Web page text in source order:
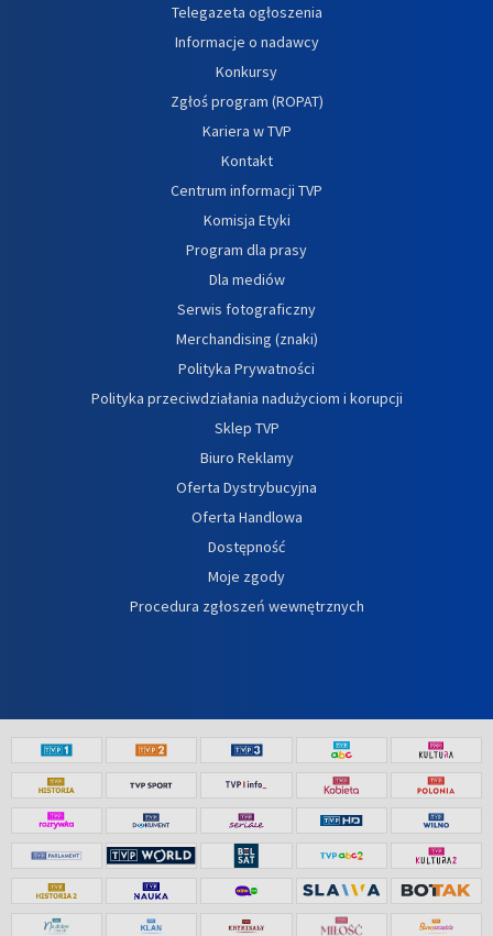
Telegazeta ogłoszenia
Informacje o nadawcy
Konkursy
Zgłoś program (ROPAT)
Kariera w TVP
Kontakt
Centrum informacji TVP
Komisja Etyki
Program dla prasy
Dla mediów
Serwis fotograficzny
Merchandising (znaki)
Polityka Prywatności
Polityka przeciwdziałania nadużyciom i korupcji
Sklep TVP
Biuro Reklamy
Oferta Dystrybucyjna
Oferta Handlowa
Dostępność
Moje zgody
Procedura zgłoszeń wewnętrznych